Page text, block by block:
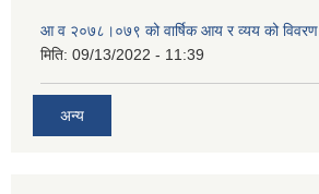
आ‍ व २०७८।०७९ को वार्षिक आय र व्यय को विवरण
मिति: 09/13/2022 - 11:39
अन्य